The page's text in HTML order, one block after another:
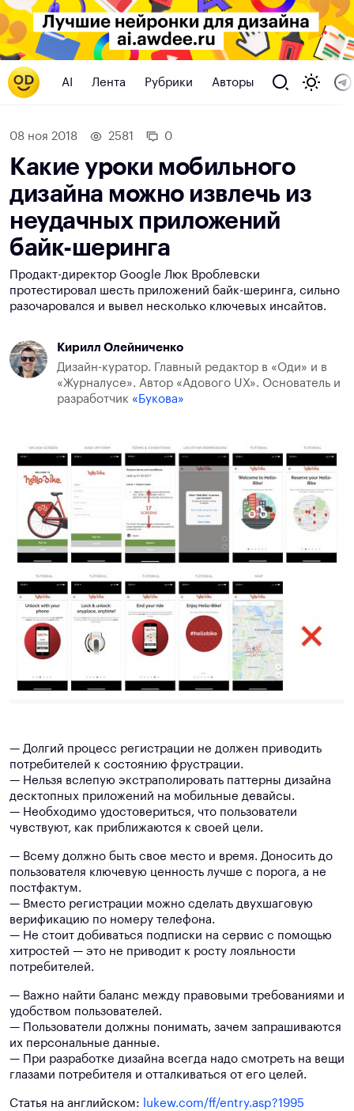
AI Лента Рубрики Авторы
08 ноя 2018 2581 0
Какие уроки мобильного
дизайна можно извлечь из
неудачных приложений
байк-шеринга
Продакт-директор Google Люк Вроблевски
протестировал шесть приложений байк-шеринга, сильно
разочаровался и вывел несколько ключевых инсайтов.
Кирилл Олейниченко
Дизайн-куратор. Главный редактор в «Оди» и в
«Журналусе». Автор «Адового UX». Основатель и
разработчик «Букова»
— Долгий процесс регистрации не должен приводить
потребителей к состоянию фрустрации.
— Нельзя вслепую экстраполировать паттерны дизайна
десктопных приложений на мобильные девайсы.
— Необходимо удостовериться, что пользователи
чувствуют, как приближаются к своей цели.
— Всему должно быть свое место и время. Доносить до
пользователя ключевую ценность лучше с порога, а не
постфактум.
— Вместо регистрации можно сделать двухшаговую
верификацию по номеру телефона.
— Не стоит добиваться подписки на сервис с помощью
хитростей — это не приводит к росту лояльности
потребителей.
— Важно найти баланс между правовыми требованиями и
удобством пользователей.
— Пользователи должны понимать, зачем запрашиваются
их персональные данные.
— При разработке дизайна всегда надо смотреть на вещи
глазами потребителя и отталкиваться от его целей.
Статья на английском: lukew.com/ff/entry.asp?1995